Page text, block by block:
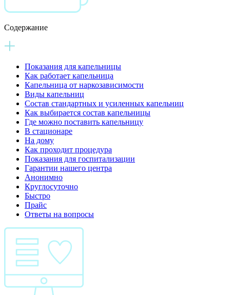
Содержание
Показания для капельницы
Как работает капельница
Капельница от наркозависимости
Виды капельниц
Состав стандартных и усиленных капельниц
Как выбирается состав капельницы
Где можно поставить капельницу
В стационаре
На дому
Как проходит процедура
Показания для госпитализации
Гарантии нашего центра
Анонимно
Круглосуточно
Быстро
Прайс
Ответы на вопросы